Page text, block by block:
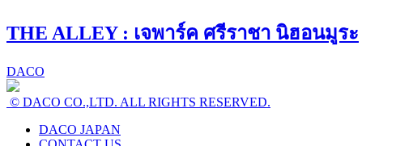
THE ALLEY : เจพาร์ค ศรีราชา นิฮอนมูระ
DACO
© DACO CO.,LTD. ALL RIGHTS RESERVED.
DACO JAPAN